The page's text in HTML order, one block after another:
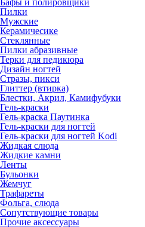
Бафы и полировщики
Пилки
Мужские
Керамичесике
Стеклянные
Пилки абразивные
Терки для педикюра
Дизайн ногтей
Стразы, пикси
Глиттер (втирка)
Блестки, Акрил, Камифубуки
Гель-краски
Гель-краска Паутинка
Гель-краски для ногтей
Гель-краски для ногтей Kodi
Жидкая слюда
Жидкие камни
Ленты
Бульонки
Жемчуг
Трафареты
Фольга, слюда
Сопутствующие товары
Прочие аксессуары